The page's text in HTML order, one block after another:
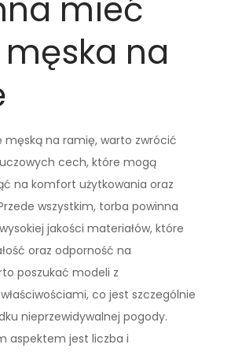
mieć
na
męską na ramię, warto zwrócić
cech, które mogą
na komfort użytkowania oraz
wszystkim, torba powinna
jakości materiałów, które
oraz odporność na
poszukać modeli z
co jest szczególnie
nieprzewidywalnej pogody.
aspektem jest liczba i